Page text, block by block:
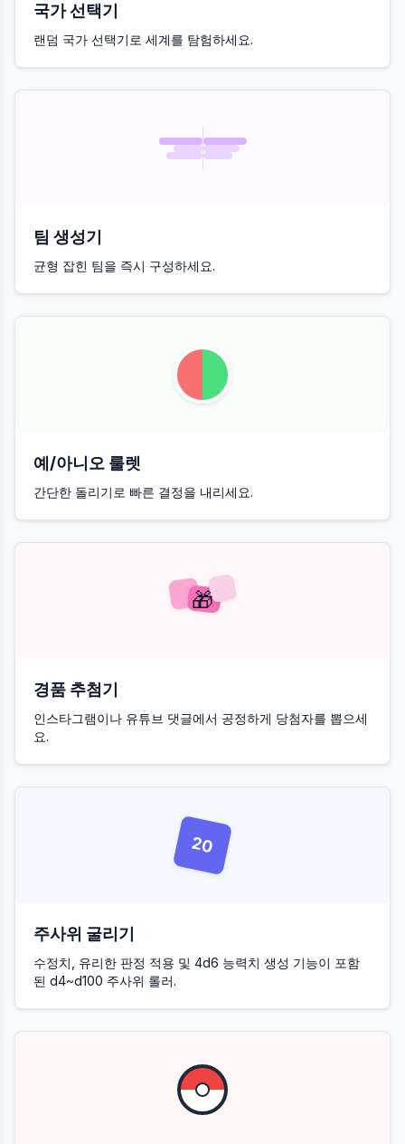
국가 선택기
랜덤 국가 선택기로 세계를 탐험하세요.
팀 생성기
균형 잡힌 팀을 즉시 구성하세요.
예/아니오 룰렛
간단한 돌리기로 빠른 결정을 내리세요.
🎁
경품 추첨기
인스타그램이나 유튜브 댓글에서 공정하게 당첨자를 뽑으세
요.
20
주사위 굴리기
수정치, 유리한 판정 적용 및 4d6 능력치 생성 기능이 포함
된 d4~d100 주사위 롤러.